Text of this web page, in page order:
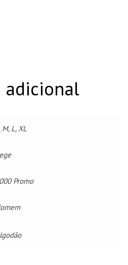
adicional
M, L, XL
Promo